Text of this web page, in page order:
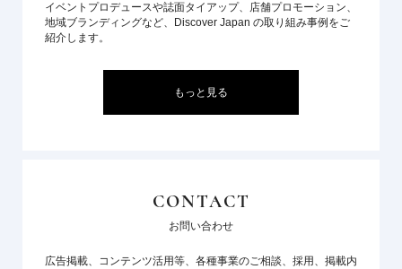
イベントプロデュースや誌面タイアップ、店舗プロモーション、
地域ブランディングなど、Discover Japan の取り組み事例をご
紹介します。
もっと見る
CONTACT
お問い合わせ
広告掲載、コンテンツ活用等、各種事業のご相談、採用、掲載内